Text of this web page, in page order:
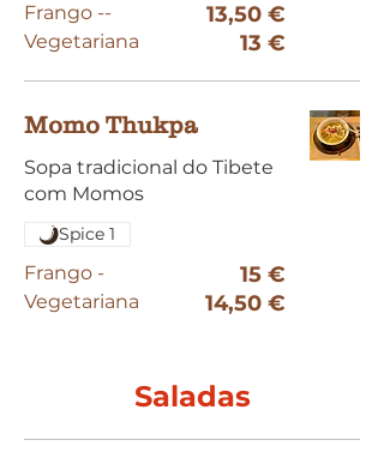
Frango -- 13,50 €
Vegetariana 13 €
Momo Thukpa
Sopa tradicional do Tibete
Frango - 15 €
Vegetariana 14,50 €
Spice 1
Saladas